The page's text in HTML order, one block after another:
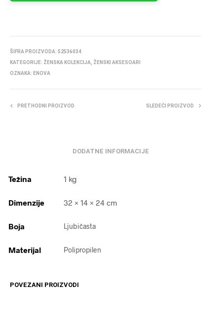
ŠIFRA PROIZVODA: 52536034
KATEGORIJE: ŽENSKA KOLEKCIJA
ŽENSKI AKSESOARI
OZNAKA: ENOVA
PRETHODNI PROIZVOD SLEDEĆI PROIZVOD
DODATNE INFORMACIJE
Težina 1 kg
Dimenzije 32 × 14 × 24 cm
Boja Ljubičasta
Materijal Polipropilen
POVEZANI PROIZVODI